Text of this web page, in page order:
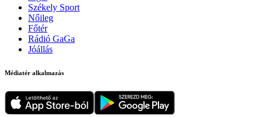
Székely Sport
Nőileg
Főtér
Rádió GaGa
Jóállás
Médiatér alkalmazás